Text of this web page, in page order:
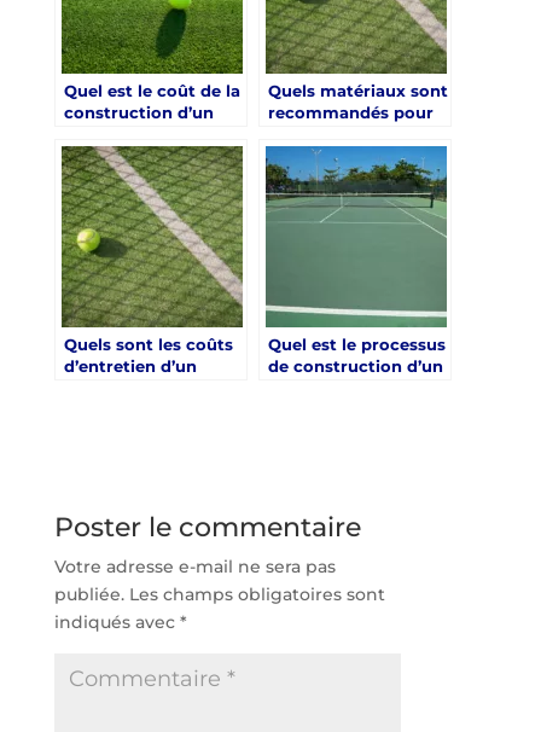
Quel est le coût de la
construction d’un
Saint-Raphaël ?
Quels matériaux sont
recommandés pour
Saint-Raphaël ?
Quels sont les coûts
d’entretien d’un
Quel est le processus
de construction d’un
Poster le commentaire
Votre adresse e-mail ne sera pas
publiée. Les champs obligatoires sont
indiqués avec *